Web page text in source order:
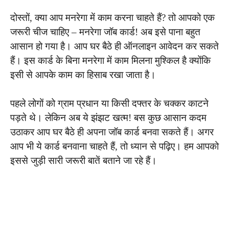
दोस्तों, क्या आप मनरेगा में काम करना चाहते हैं? तो आपको एक
जरूरी चीज चाहिए – मनरेगा जॉब कार्ड! अब इसे पाना बहुत
आसान हो गया है। आप घर बैठे ही ऑनलाइन आवेदन कर सकते
हैं। इस कार्ड के बिना मनरेगा में काम मिलना मुश्किल है क्योंकि
इसी से आपके काम का हिसाब रखा जाता है।
पहले लोगों को ग्राम प्रधान या किसी दफ्तर के चक्कर काटने
पड़ते थे। लेकिन अब ये झंझट खत्म! बस कुछ आसान कदम
उठाकर आप घर बैठे ही अपना जॉब कार्ड बनवा सकते हैं। अगर
आप भी ये कार्ड बनवाना चाहते हैं, तो ध्यान से पढ़िए। हम आपको
इससे जुड़ी सारी जरूरी बातें बताने जा रहे हैं।